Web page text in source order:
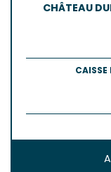
CHÂTEAU
CAISSE